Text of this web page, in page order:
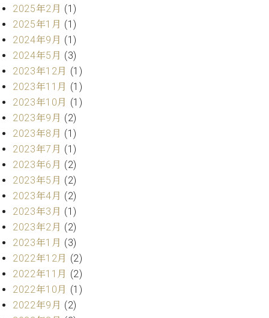
C.
ベ
シ
ュ
タ
イ
ン
コ
ン
サ
ー
ト
ア
ッ
ラ
イ
ト
ピ
ア
ノ
C.
入
実
績
音
楽
室
愛
用
者
の
声
コ
ク
ー
ル
音
楽
教
ト
ラ
ム
東
京
店
長
ご
展
示
情
報
ホー
スタ
ジオ
レン
タル
ホー
ル・
スタ
2025年2月 (1)
2025年1月 (1)
2024年9月 (1)
2024年5月 (3)
2023年12月 (1)
2023年11月 (1)
2023年10月 (1)
2023年9月 (2)
2023年8月 (1)
2023年7月 (1)
2023年6月 (2)
2023年5月 (2)
2023年4月 (2)
2023年3月 (1)
2023年2月 (2)
2023年1月 (3)
2022年12月 (2)
2022年11月 (2)
2022年10月 (1)
2022年9月 (2)